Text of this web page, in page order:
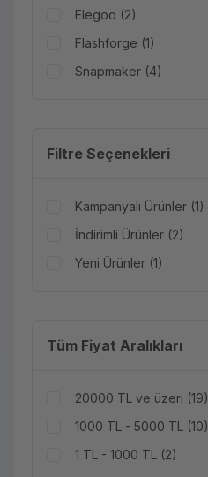
Elegoo (2)
Flashforge (1)
Snapmaker (4)
Filtre Seçenekleri
Kampanyalı Ürünler (1)
İndirimli Ürünler (2)
Yeni Ürünler (1)
Tüm Fiyat Aralıkları
20000 TL ve üzeri (19)
1000 TL - 5000 TL (10)
1 TL - 1000 TL (2)